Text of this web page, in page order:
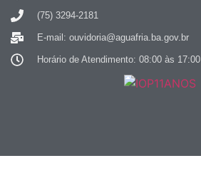
(75) 3294-2181
E-mail: ouvidoria@aguafria.ba.gov.br
Horário de Atendimento: 08:00 às 17:00